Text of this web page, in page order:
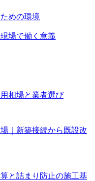
めの環境
場で働く意義
相場と業者選び
｜新築接続から既設改
と詰まり防止の施工基